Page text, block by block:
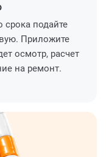
срока подайте
Приложите
осмотр, расчет
на ремонт.